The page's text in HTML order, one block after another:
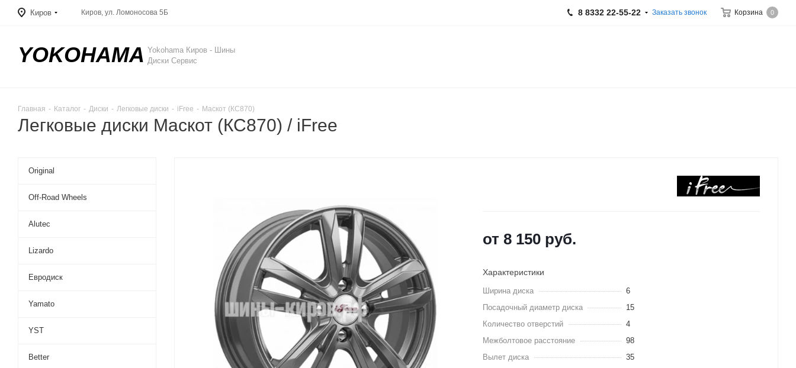
Киров Корзина 0
Киров, ул. Ломоносова 5Б 8 8332 22-55-22 Заказать звонок
YOKOHAMA Yokohama Киров - Шины
Диски Сервис
Главная - Каталог - Диски - Легковые диски - iFree - Маскот (КС870)
Легковые диски Маскот (КС870) / iFree
от 8 150 руб.
Характеристики
Ширина диска
6
Посадочный диаметр диска
15
Количество отверстий
4
Межболтовое расстояние
98
Вылет диска
35
Original
Off-Road Wheels
Alutec
Lizardo
Евродиск
Yamato
YST
Better